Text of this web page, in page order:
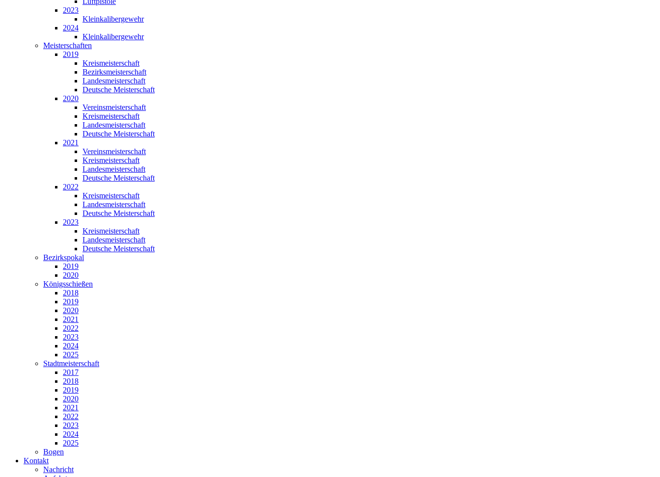
2023
Kleinkalibergewehr
2024
Kleinkalibergewehr
Meisterschaften
2019
Kreismeisterschaft
Bezirksmeisterschaft
Landesmeisterschaft
Deutsche Meisterschaft
2020
Vereinsmeisterschaft
Kreismeisterschaft
Landesmeisterschaft
Deutsche Meisterschaft
2021
Vereinsmeisterschaft
Kreismeisterschaft
Landesmeisterschaft
Deutsche Meisterschaft
2022
Kreismeisterschaft
Landesmeisterschaft
Deutsche Meisterschaft
2023
Kreismeisterschaft
Landesmeisterschaft
Deutsche Meisterschaft
Bezirkspokal
2019
2020
Königsschießen
2018
2019
2020
2021
2022
2023
2024
2025
Stadtmeisterschaft
2017
2018
2019
2020
2021
2022
2023
2024
2025
Bogen
Kontakt
Nachricht